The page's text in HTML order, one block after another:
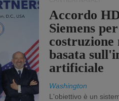
Accordo
Siemens
costruzione
basata
artificiale
Washington
L'obiettivo è un